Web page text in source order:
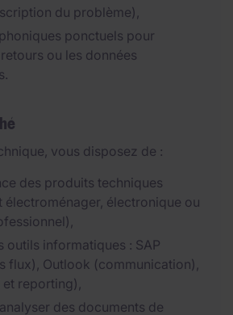
du problème),
ponctuels pour
ou les données
vous disposez de :
des produits techniques
électroménager, électronique ou
outils informatiques : SAP
flux), Outlook (communication),
et reporting),
des documents de